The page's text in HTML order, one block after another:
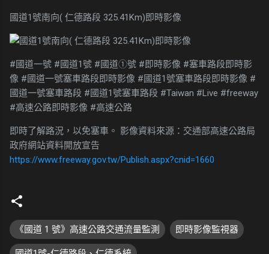
國道1號南向( 仁德路段 325.41Km)即時影像
#國道一號 #國道1號 #國道①號 #即時影像 #塞車路段即時影
像 #國道一號塞車路段即時影像 #國道1號塞車路段即時影像 #
國道一號塞車路段 #國道1號塞車路段 #Taiwan #Live #freeway
#高速公路即時影像 #高速公路
即時了解路況，以免塞車。 影像資料來源：交通部高速公路局
政府網站資料開放宣告
https://www.freeway.gov.tw/Publish.aspx?cnid=1660
《國道 1 號》高速公路交通流量監測 即時影像監視器